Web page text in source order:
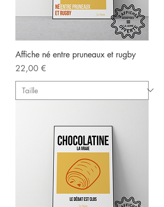
Affiche né entre pruneaux et rugby
Prix
22,00 €